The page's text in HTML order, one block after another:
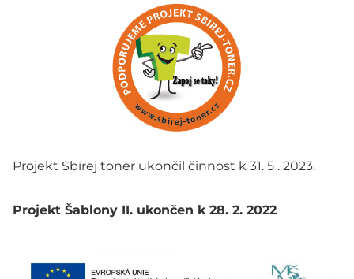
Projekt Sbírej toner ukončil činnost k 31. 5 . 2023.
Projekt Šablony II. ukončen k 28. 2. 2022